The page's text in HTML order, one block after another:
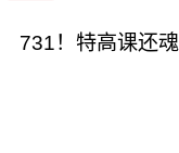
731！特高课还